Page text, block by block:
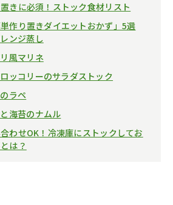
きに必須！ストック食材リスト
作り置きダイエットおかず」5選
ンジ蒸し
風マリネ
ッコリーのサラダストック
ラペ
海苔のナムル
わせOK！冷凍庫にストックしてお
は？